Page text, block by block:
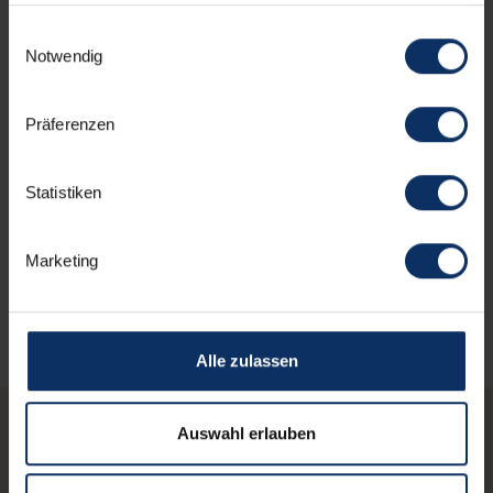
Notwendig
Präferenzen
Statistiken
Marketing
Alle zulassen
Auswahl erlauben
Gesprochenen Sprachen
Vielleicht interessierst